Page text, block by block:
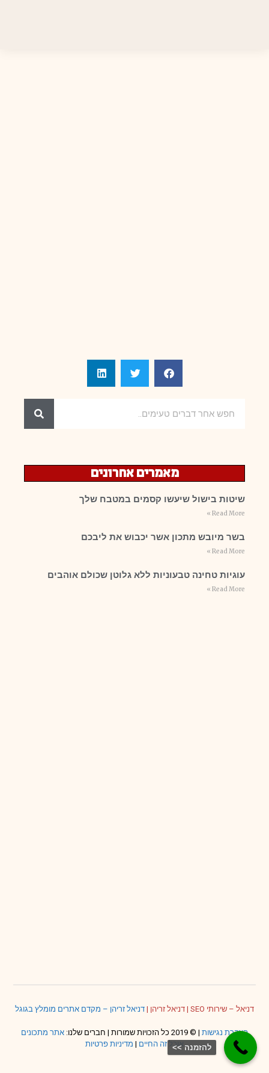
מאמרים אחרונים
שיטות בישול שיעשו קסמים במטבח שלך
Read More »
בשר מיובש מתכון אשר יכבוש את ליבכם
Read More »
עוגיות טחינה טבעוניות ללא גלוטן שכולם אוהבים
Read More »
דניאל – שירותי SEO | דניאל זריהן | דניאל זריהן – מקדם אתרים מומלץ בגוגל
הצהרת נגישות | © 2019 כל הזכויות שמורות | חברים שלנו:
אתר מתכונים
אוכל זה החיים | מדיניות פרטיות להזמנה >>